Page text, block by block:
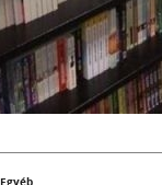
Egyéb